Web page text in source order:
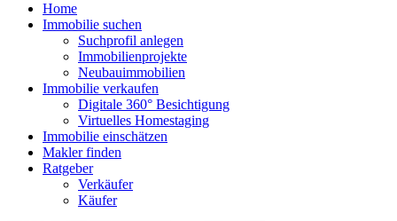
Home
Immobilie suchen
Suchprofil anlegen
Immobilienprojekte
Neubauimmobilien
Immobilie verkaufen
Digitale 360° Besichtigung
Virtuelles Homestaging
Immobilie einschätzen
Makler finden
Ratgeber
Verkäufer
Käufer